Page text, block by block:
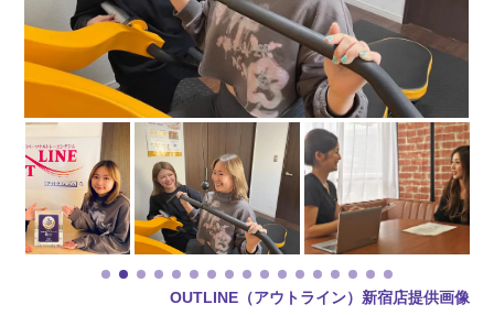
OUTLINE（アウトライン）新宿店提供画像